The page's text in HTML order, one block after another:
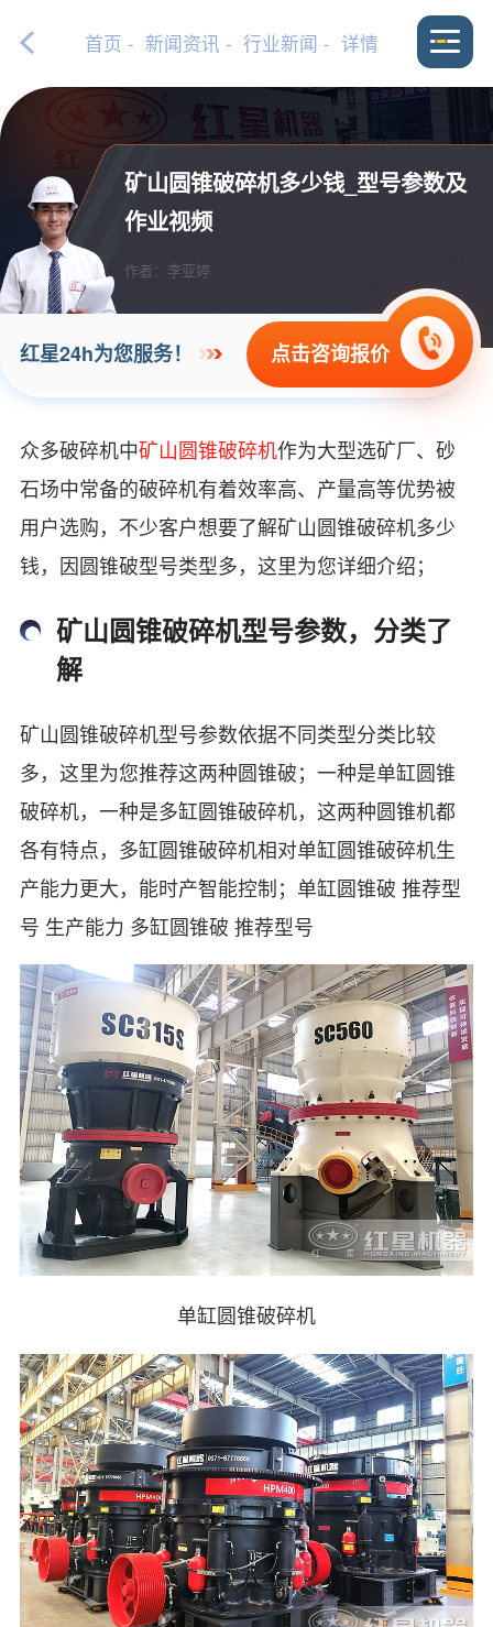
首页 - 新闻资讯 - 行业新闻 - 详情
矿山圆锥破碎机多少钱_型号参数及
作业视频
作者：李亚婷
红星24h为您服务！ 点击咨询报价
众多破碎机中矿山圆锥破碎机作为大型选矿厂、砂
石场中常备的破碎机有着效率高、产量高等优势被
用户选购，不少客户想要了解矿山圆锥破碎机多少
钱，因圆锥破型号类型多，这里为您详细介绍；
矿山圆锥破碎机型号参数，分类了
解
矿山圆锥破碎机型号参数依据不同类型分类比较
多，这里为您推荐这两种圆锥破；一种是单缸圆锥
破碎机，一种是多缸圆锥破碎机，这两种圆锥机都
各有特点，多缸圆锥破碎机相对单缸圆锥破碎机生
产能力更大，能时产智能控制；单缸圆锥破 推荐型
号 生产能力 多缸圆锥破 推荐型号
单缸圆锥破碎机